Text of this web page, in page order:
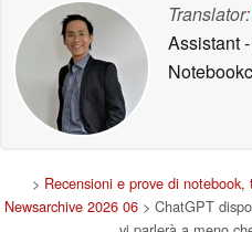
Translator:
Assistant
> Recensioni e prove di
Newsarchive 2026 06 > ChatGPT